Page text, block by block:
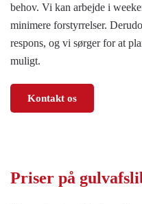
behov. Vi kan arbejde i
minimere forstyrrelser.
respons, og vi sørger for at
muligt.
Kontakt os
Priser på